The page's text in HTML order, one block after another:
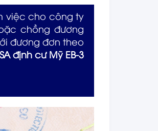
việc cho công ty
chồng đương
đương đơn theo
định cư Mỹ EB-3